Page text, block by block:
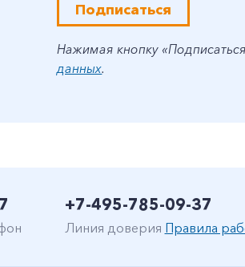
Подписаться
Нажимая кнопку
данных.
+7-495-785-09-37
Линия доверия Правила